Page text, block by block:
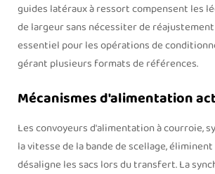
guides latéraux à ressort compensent les
de largeur sans nécessiter de
essentiel pour les opérations de
gérant plusieurs formats de références.
Mécanismes d'alimentation
Les convoyeurs d'alimentation à courroie,
la vitesse de la bande de scellage,
désaligne les sacs lors du transfert. La